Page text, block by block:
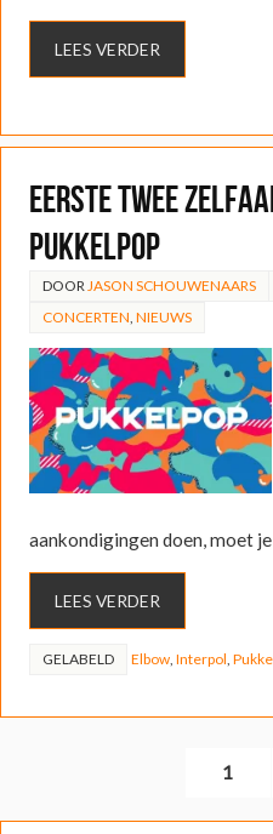
LEES VERDER
Eerste twee
Pukkelpop
DOOR JASON SCHOUWENAARS
CONCERTEN NIEUWS
aankondigingen doen, moet
LEES VERDER
GELABELD Elbow, Interpol
1